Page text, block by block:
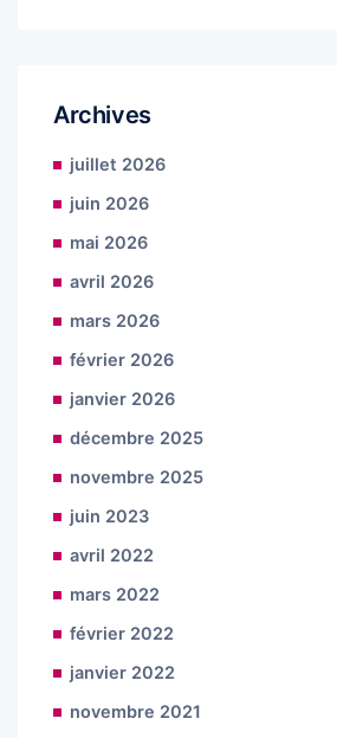
Archives
juillet 2026
juin 2026
mai 2026
avril 2026
mars 2026
février 2026
janvier 2026
décembre 2025
novembre 2025
juin 2023
avril 2022
mars 2022
février 2022
janvier 2022
novembre 2021